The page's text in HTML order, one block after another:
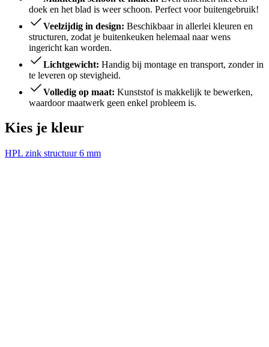
doek en het blad is weer schoon. Perfect voor buitengebruik!
Veelzijdig in design: Beschikbaar in allerlei kleuren en
structuren, zodat je buitenkeuken helemaal naar wens
ingericht kan worden.
Lichtgewicht: Handig bij montage en transport, zonder in
te leveren op stevigheid.
Volledig op maat: Kunststof is makkelijk te bewerken,
waardoor maatwerk geen enkel probleem is.
Kies je kleur
HPL zink structuur 6 mm